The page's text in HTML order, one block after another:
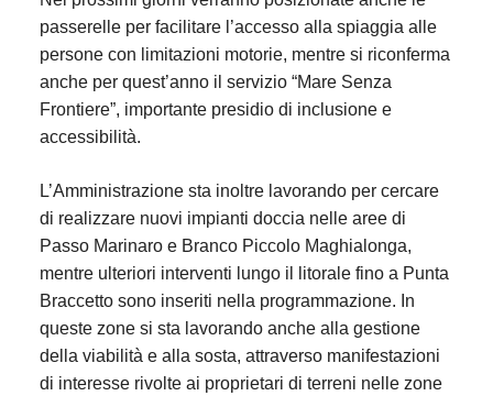
passerelle per facilitare l’accesso alla spiaggia alle
persone con limitazioni motorie, mentre si riconferma
anche per quest’anno il servizio “Mare Senza
Frontiere”, importante presidio di inclusione e
accessibilità.
L’Amministrazione sta inoltre lavorando per cercare
di realizzare nuovi impianti doccia nelle aree di
Passo Marinaro e Branco Piccolo Maghialonga,
mentre ulteriori interventi lungo il litorale fino a Punta
Braccetto sono inseriti nella programmazione. In
queste zone si sta lavorando anche alla gestione
della viabilità e alla sosta, attraverso manifestazioni
di interesse rivolte ai proprietari di terreni nelle zone